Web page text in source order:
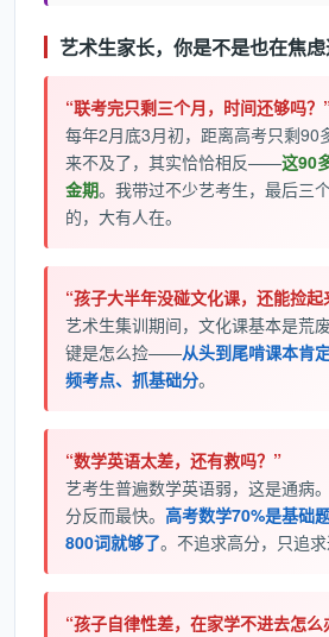
艺术生家长，你是不是也在焦虑
“联考完只剩三个月，时间还够吗？
每年2月底3月初，距离高考只剩90
来不及了，其实恰恰相反——这90
金期。我带过不少艺考生，最后三
的，大有人在。
“孩子大半年没碰文化课，还能捡起
艺术生集训期间，文化课基本是荒
键是怎么捡——从头到尾啃课本肯
频考点、抓基础分。
“数学英语太差，还有救吗？”
艺考生普遍数学英语弱，这是通病
分反而最快。 高考数学70%是基础
800词就够了。不追求高分，只追求
“孩子自律性差，在家学不进去怎么